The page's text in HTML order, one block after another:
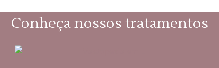
Conheça nossos tratamentos